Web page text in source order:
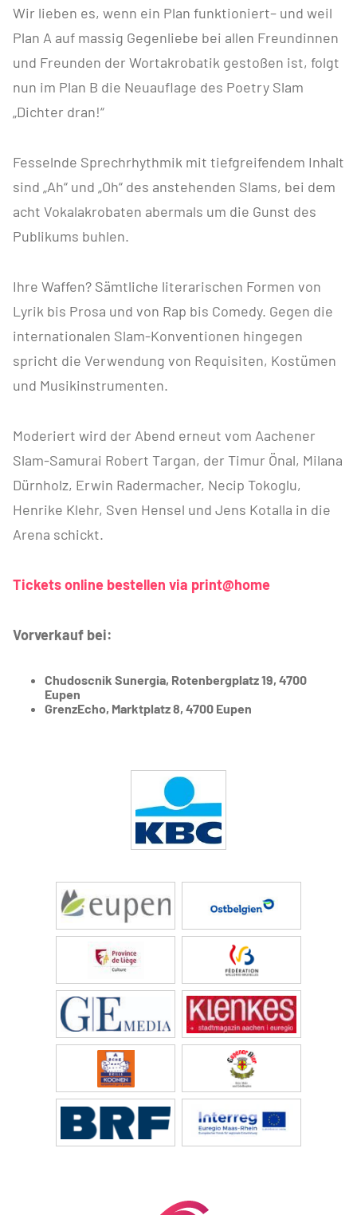
Wir lieben es, wenn ein Plan funktioniert– und weil
Plan A auf massig Gegenliebe bei allen Freundinnen
und Freunden der Wortakrobatik gestoßen ist, folgt
nun im Plan B die Neuauflage des Poetry Slam
„Dichter dran!“
Fesselnde Sprechrhythmik mit tiefgreifendem Inhalt
sind „Ah“ und „Oh“ des anstehenden Slams, bei dem
acht Vokalakrobaten abermals um die Gunst des
Publikums buhlen.
Ihre Waffen? Sämtliche literarischen Formen von
Lyrik bis Prosa und von Rap bis Comedy. Gegen die
internationalen Slam-Konventionen hingegen
spricht die Verwendung von Requisiten, Kostümen
und Musikinstrumenten.
Moderiert wird der Abend erneut vom Aachener
Slam-Samurai Robert Targan, der Timur Önal, Milana
Dürnholz, Erwin Radermacher, Necip Tokoglu,
Henrike Klehr, Sven Hensel und Jens Kotalla in die
Arena schickt.
Tickets online bestellen via print@home
Vorverkauf bei:
Chudoscnik Sunergia, Rotenbergplatz 19, 4700
Eupen
GrenzEcho, Marktplatz 8, 4700 Eupen